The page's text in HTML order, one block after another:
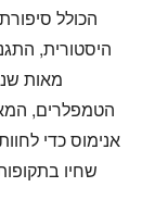
היסטורית,
מאות
הטמפלרים,
אנימוס כדי
שחיו